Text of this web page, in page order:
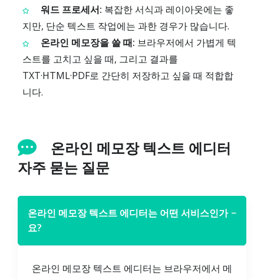
워드 프로세서: 복잡한 서식과 레이아웃에는 좋
지만, 단순 텍스트 작업에는 과한 경우가 많습니다.
온라인 메모장을 쓸 때: 브라우저에서 가볍게 텍
스트를 고치고 싶을 때, 그리고 결과를
TXT·HTML·PDF로 간단히 저장하고 싶을 때 적합합
니다.
온라인 메모장 텍스트 에디터
자주 묻는 질문
온라인 메모장 텍스트 에디터는 어떤 서비스인가
요?
−
온라인 메모장 텍스트 에디터는 브라우저에서 메